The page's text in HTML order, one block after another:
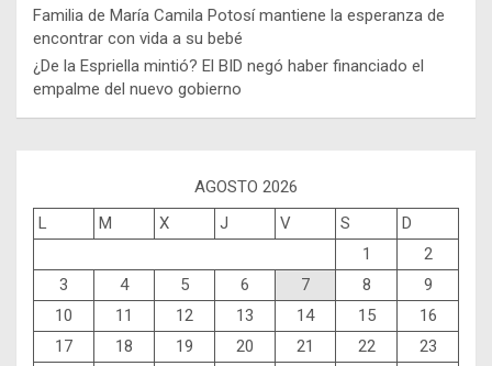
Familia de María Camila Potosí mantiene la esperanza de
encontrar con vida a su bebé
¿De la Espriella mintió? El BID negó haber financiado el
empalme del nuevo gobierno
AGOSTO 2026
L
M X J V S
D
1
2
3
4 5 6 7 8
9
10
11 12 13 14 15
16
17
18 19 20 21 22
23